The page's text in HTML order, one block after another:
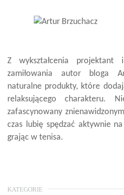
Z wykształcenia
zamiłowania autor bloga
naturalne produkty, które
relaksującego charakteru.
zafascynowany
czas lubię spędzać aktywnie
grając w tenisa.
KATEGORIE